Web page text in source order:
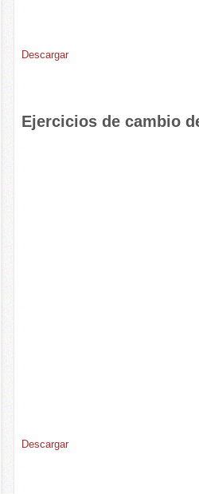
Descargar
Ejercicios de cambio
Descargar